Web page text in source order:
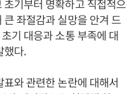
기부터 명확하고 직접적으
좌절감과 실망을 안겨 드
기 대응과 소통 부족에 대
했다.
와 관련한 논란에 대해서